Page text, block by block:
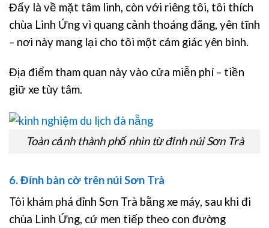
Đấy là về mặt tâm linh, còn với riêng tôi, tôi thích
chùa Linh Ứng vì quang cảnh thoáng đãng, yên tĩnh
– nơi này mang lại cho tôi một cảm giác yên bình.
Địa điểm tham quan này vào cửa miễn phí – tiền
giữ xe tùy tâm.
Toàn cảnh thành phố nhìn từ đỉnh núi Sơn Trà
6. Đỉnh bàn cờ trên núi Sơn Trà
Tôi khám phá đỉnh Sơn Trà bằng xe máy, sau khi đi
chùa Linh Ứng, cứ men tiếp theo con đường